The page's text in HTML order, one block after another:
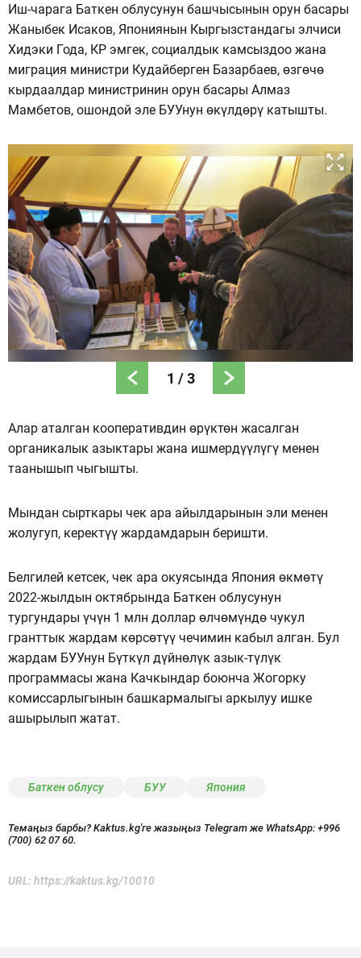
Иш-чарага Баткен облусунун башчысынын орун басары
Жаныбек Исаков, Япониянын Кыргызстандагы элчиси
Хидэки Года, КР эмгек, социалдык камсыздоо жана
миграция министри Кудайберген Базарбаев, өзгөчө
кырдаалдар министринин орун басары Алмаз
Мамбетов, ошондой эле БУУнун өкүлдөрү катышты.
1 /3
Алар аталган кооперативдин өрүктөн жасалган
органикалык азыктары жана ишмердүүлүгү менен
таанышып чыгышты.
Мындан сырткары чек ара айылдарынын эли менен
жолугуп, керектүү жардамдарын беришти.
Белгилей кетсек, чек ара окуясында Япония өкмөтү
2022-жылдын октябрында Баткен облусунун
тургундары үчүн 1 млн доллар өлчөмүндө чукул
гранттык жардам көрсөтүү чечимин кабыл алган. Бул
жардам БУУнун Бүткүл дүйнөлүк азык-түлүк
программасы жана Качкындар боюнча Жогорку
комиссарлыгынын башкармалыгы аркылуу ишке
ашырылып жатат.
Баткен облусу БУУ Япония
Темаңыз барбы? Kaktus.kg'ге жазыңыз Telegram же WhatsApp: +996
(700) 62 07 60.
URL: https://kaktus.kg/10010